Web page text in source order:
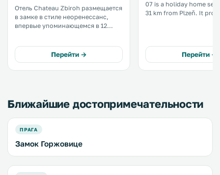
Отель Chateau Zbiroh размещается
в замке в стиле неоренессанс,
впервые упоминающемся в 12
Кршивоклатском лесу. .
Перейти →
07 is a holiday home set
31 km from Plzeň. It provides free
shower. .
Перейти →
Ближайшие достопримечательности
ПРАГА
Замок Горжовице